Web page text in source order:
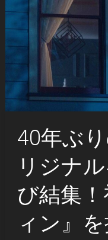
40年ぶ
リジナ
び結集
ィン』